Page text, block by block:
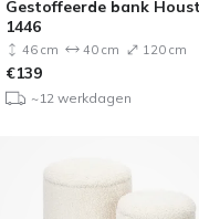
Gestoffeerde bank
1446
46 cm 40 cm 120 cm
€139
~12 werkdagen